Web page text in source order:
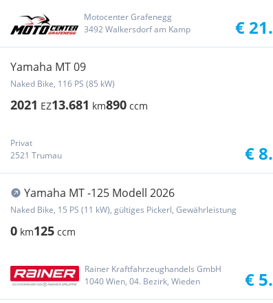
Motocenter Grafenegg
3492 Walkersdorf am Kamp
€
Yamaha MT 09
Naked Bike, 116 PS (85 kW)
2021 EZ13.681 km890 ccm
Privat
2521 Trumau
€
Yamaha MT -125 Modell 2026
Naked Bike, 15 PS (11 kW), gültiges Pickerl, Gewährleistung
0 km125 ccm
Rainer Kraftfahrzeughandels GmbH
1040 Wien, 04. Bezirk, Wieden
€